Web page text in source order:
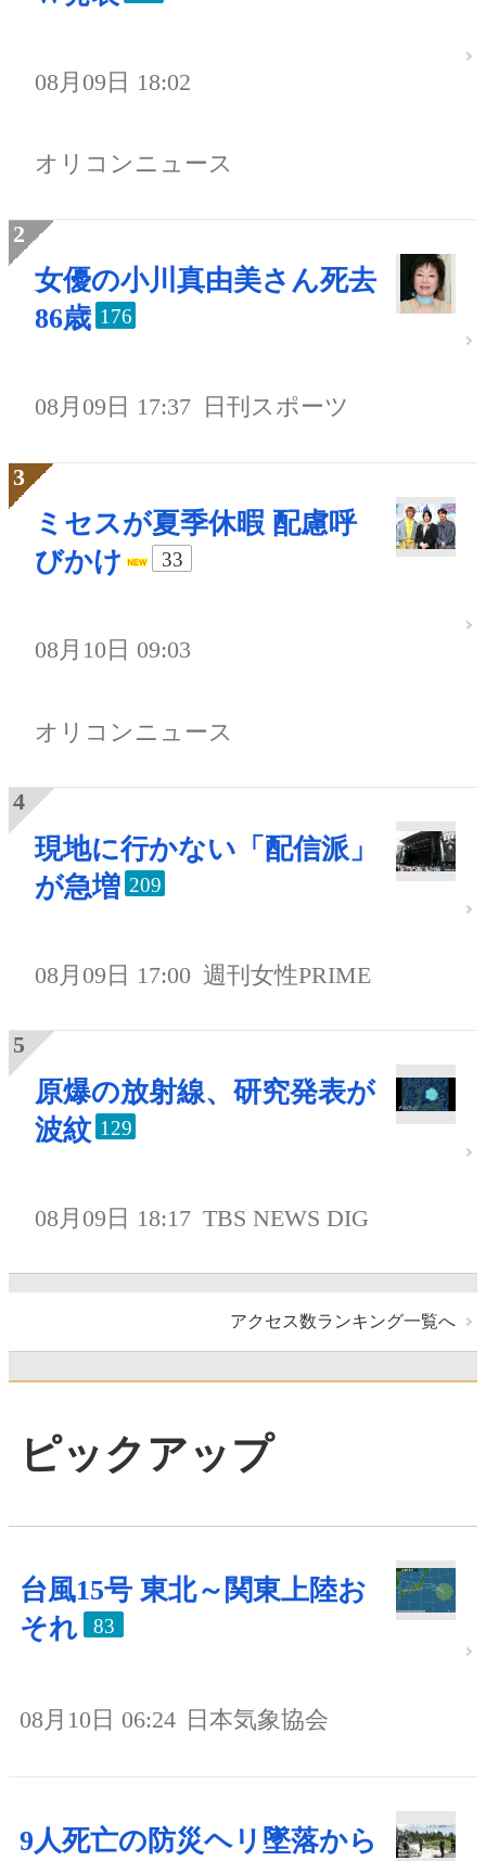
08月09日 18:02
オリコンニュース
女優の小川真由美さん死去
86歳 176
08月09日 17:37 日刊スポーツ
ミセスが夏季休暇 配慮呼
びかけ
33
08月10日 09:03
オリコンニュース
現地に行かない「配信派」
が急増 209
08月09日 17:00 週刊女性PRIME
原爆の放射線、研究発表が
波紋 129
08月09日 18:17 TBS NEWS DIG
アクセス数ランキング一覧へ
ピックアップ
台風15号 東北～関東上陸お
それ
83
08月10日 06:24 日本気象協会
9人死亡の防災ヘリ墜落から